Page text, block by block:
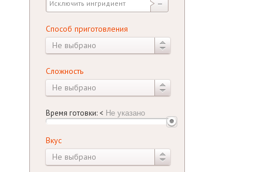
Способ приготовления
Не выбрано
Сложность
Не выбрано
Время готовки: <
Вкус
Не выбрано